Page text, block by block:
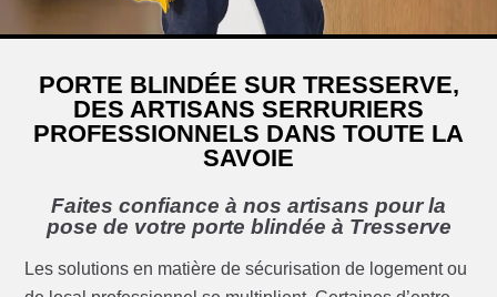
PORTE BLINDÉE SUR TRESSERVE,
DES ARTISANS SERRURIERS
PROFESSIONNELS DANS TOUTE LA
SAVOIE
Faites confiance à nos artisans pour la
pose de votre porte blindée à Tresserve
Les solutions en matière de sécurisation de logement ou